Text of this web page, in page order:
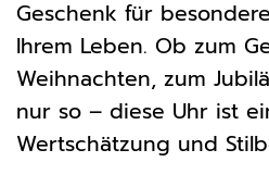
Geschenk für
Ihrem Leben. Ob zum
Weihnachten, zum
nur so – diese Uhr ist
Wertschätzung und